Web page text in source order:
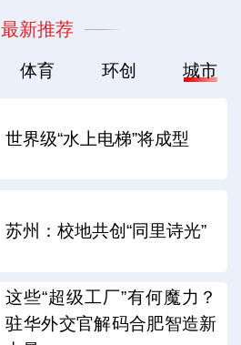
最新推荐
体育 环创 城市
世界级“水上电梯”将成型
苏州：校地共创“同里诗光”
这些“超级工厂”有何魔力？
驻华外交官解码合肥智造新